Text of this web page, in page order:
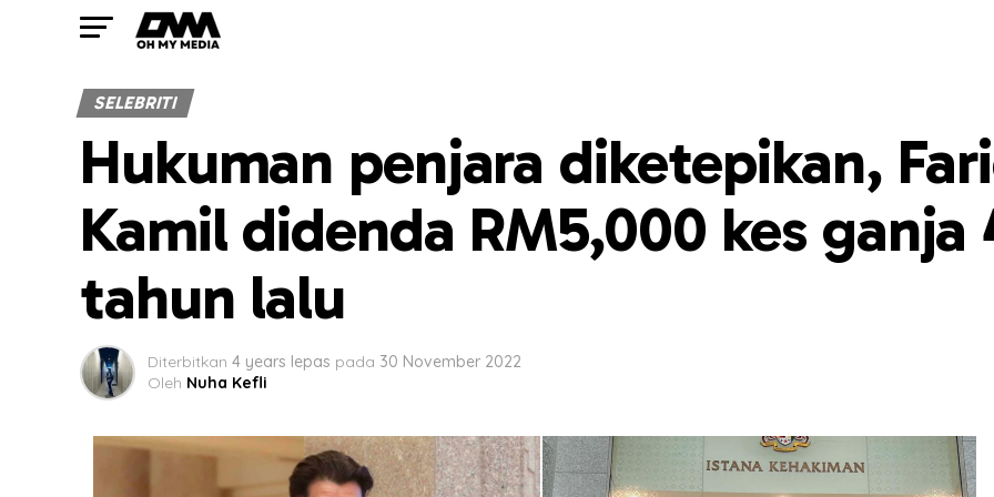
SELEBRITI
Hukuman penjara diketepikan,
Kamil didenda RM5,000 kes ganja
tahun lalu
Diterbitkan 4 years lepas pada 30 November 2022
Oleh Nuha Kefli